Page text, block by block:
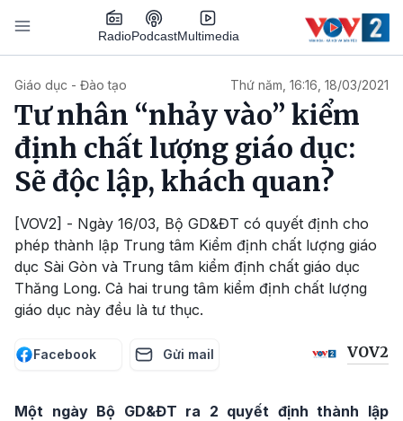
Nhảy đến nội dung
RadioPodcastMultimedia
Giáo dục - Đào tạo Thứ năm, 16:16, 18/03/2021
Tư nhân “nhảy vào” kiểm
định chất lượng giáo dục:
Sẽ độc lập, khách quan?
[VOV2] - Ngày 16/03, Bộ GD&ĐT có quyết định cho
phép thành lập Trung tâm Kiểm định chất lượng giáo
dục Sài Gòn và Trung tâm kiểm định chất giáo dục
Thăng Long. Cả hai trung tâm kiểm định chất lượng
giáo dục này đều là tư thục.
Facebook Gửi mail VOV2
Một ngày Bộ GD&ĐT ra 2 quyết định thành lập